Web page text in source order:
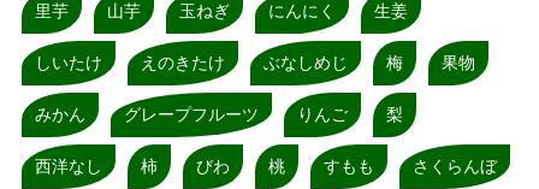
里芋 山芋 玉ねぎ にんにく 生姜
しいたけ えのきたけ ぶなしめじ 梅 果物
みかん グレープフルーツ りんご 梨
西洋なし 柿 びわ 桃 すもも さくらんぼ